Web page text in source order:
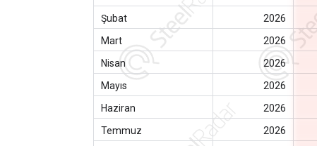
Şubat
2026
Mart
2026
Nisan
2026
Mayıs
2026
Haziran
2026
Temmuz
2026